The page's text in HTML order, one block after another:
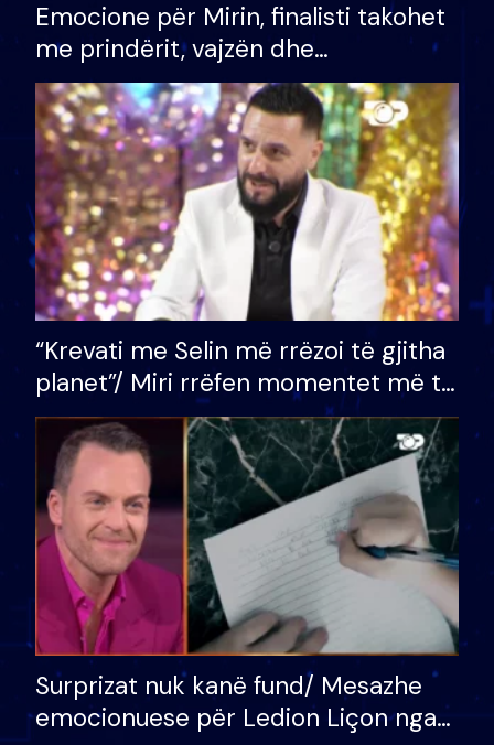
Emocione për Mirin, finalisti takohet
me prindërit, vajzën dhe
bashkëshorten: S’kemi ndonjë letër
divorci apo jo?
“Krevati me Selin më rrëzoi të gjitha
planet”/ Miri rrëfen momentet më të
bukura në shtëpinë e BB VIP: Do më
mungojë zilja e mëngjesit kur…
Surprizat nuk kanë fund/ Mesazhe
emocionuese për Ledion Liçon nga